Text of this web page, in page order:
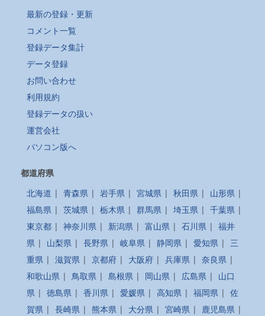
最新の登録・更新
コメント一覧
登録データ集計
データ登録
お問い合わせ
利用規約
登録データの扱い
運営会社
パソコン版へ
都道府県
北海道 | 青森県 | 岩手県 | 宮城県 | 秋田県 | 山形県 |
福島県 | 茨城県 | 栃木県 | 群馬県 | 埼玉県 | 千葉県 |
東京都 | 神奈川県 | 新潟県 | 富山県 | 石川県 | 福井
県 | 山梨県 | 長野県 | 岐阜県 | 静岡県 | 愛知県 | 三
重県 | 滋賀県 | 京都府 | 大阪府 | 兵庫県 | 奈良県 |
和歌山県 | 鳥取県 | 島根県 | 岡山県 | 広島県 | 山口
県 | 徳島県 | 香川県 | 愛媛県 | 高知県 | 福岡県 | 佐
賀県 | 長崎県 | 熊本県 | 大分県 | 宮崎県 | 鹿児島県 |